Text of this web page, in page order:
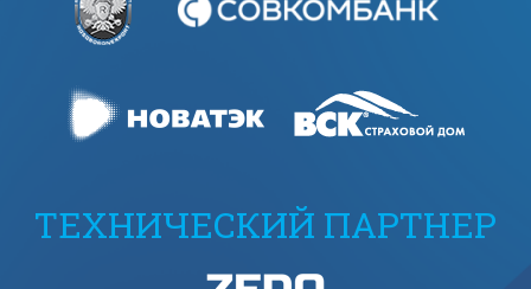
ТЕХНИЧЕСКИЙ ПАРТНЕР